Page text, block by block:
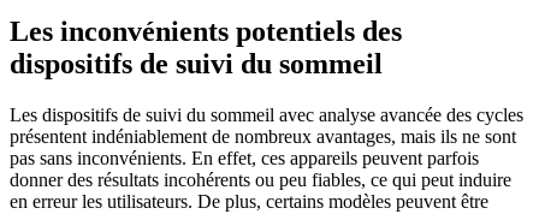
Les inconvénients potentiels des
dispositifs de suivi du sommeil
Les dispositifs de suivi du sommeil avec analyse avancée des cycles
présentent indéniablement de nombreux avantages, mais ils ne sont
pas sans inconvénients. En effet, ces appareils peuvent parfois
donner des résultats incohérents ou peu fiables, ce qui peut induire
en erreur les utilisateurs. De plus, certains modèles peuvent être